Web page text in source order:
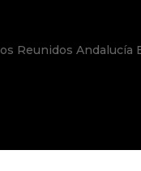
Reunidos Andalucía